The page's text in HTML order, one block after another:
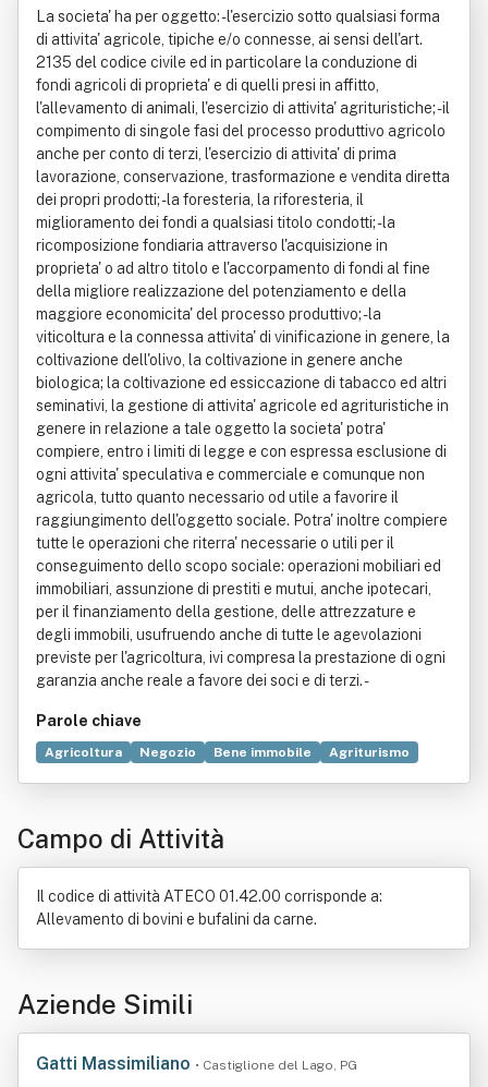
La societa' ha per oggetto: - l'esercizio sotto qualsiasi forma
di attivita' agricole, tipiche e/o connesse, ai sensi dell'art.
2135 del codice civile ed in particolare la conduzione di
fondi agricoli di proprieta' e di quelli presi in affitto,
l'allevamento di animali, l'esercizio di attivita' agrituristiche; - il
compimento di singole fasi del processo produttivo agricolo
anche per conto di terzi, l'esercizio di attivita' di prima
lavorazione, conservazione, trasformazione e vendita diretta
dei propri prodotti; - la foresteria, la riforesteria, il
miglioramento dei fondi a qualsiasi titolo condotti; - la
ricomposizione fondiaria attraverso l'acquisizione in
proprieta' o ad altro titolo e l'accorpamento di fondi al fine
della migliore realizzazione del potenziamento e della
maggiore economicita' del processo produttivo; - la
viticoltura e la connessa attivita' di vinificazione in genere, la
coltivazione dell'olivo, la coltivazione in genere anche
biologica; la coltivazione ed essiccazione di tabacco ed altri
seminativi, la gestione di attivita' agricole ed agrituristiche in
genere in relazione a tale oggetto la societa' potra'
compiere, entro i limiti di legge e con espressa esclusione di
ogni attivita' speculativa e commerciale e comunque non
agricola, tutto quanto necessario od utile a favorire il
raggiungimento dell'oggetto sociale. Potra' inoltre compiere
tutte le operazioni che riterra' necessarie o utili per il
conseguimento dello scopo sociale: operazioni mobiliari ed
immobiliari, assunzione di prestiti e mutui, anche ipotecari,
per il finanziamento della gestione, delle attrezzature e
degli immobili, usufruendo anche di tutte le agevolazioni
previste per l'agricoltura, ivi compresa la prestazione di ogni
garanzia anche reale a favore dei soci e di terzi. -
Parole chiave
Agricoltura Negozio Bene immobile
Agriturismo
Vendita diretta
Campo di Attività
Il codice di attività ATECO 01.42.00 corrisponde a:
Allevamento di bovini e bufalini da carne.
Aziende Simili
Gatti Massimiliano • Castiglione del Lago, PG